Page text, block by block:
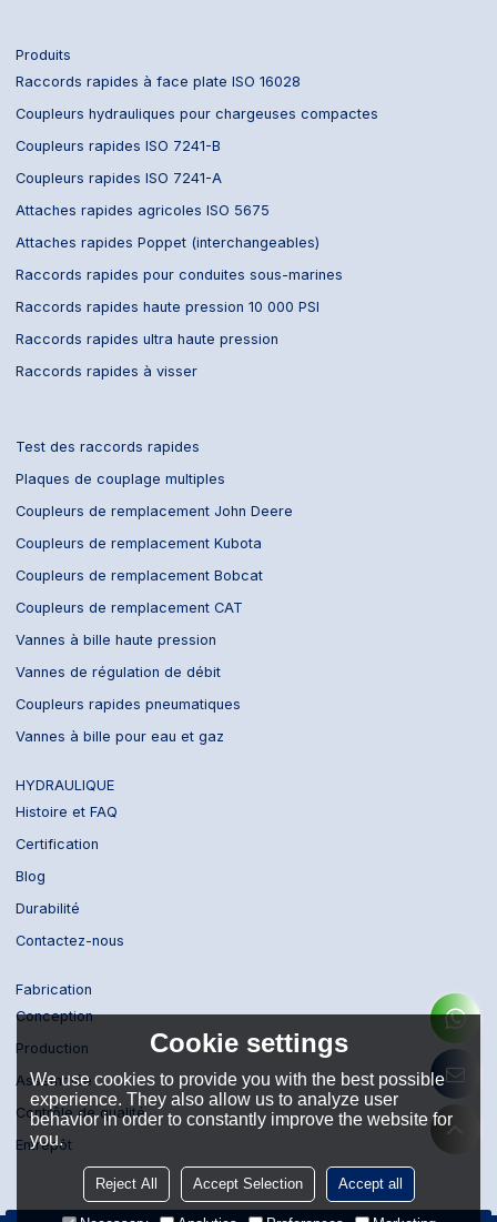
Produits
Raccords rapides à face plate ISO 16028
Coupleurs hydrauliques pour chargeuses compactes
Coupleurs rapides ISO 7241-B
Coupleurs rapides ISO 7241-A
Attaches rapides agricoles ISO 5675
Attaches rapides Poppet (interchangeables)
Raccords rapides pour conduites sous-marines
Raccords rapides haute pression 10 000 PSI
Raccords rapides ultra haute pression
Raccords rapides à visser
Test des raccords rapides
Plaques de couplage multiples
Coupleurs de remplacement John Deere
Coupleurs de remplacement Kubota
Coupleurs de remplacement Bobcat
Coupleurs de remplacement CAT
Vannes à bille haute pression
Vannes de régulation de débit
Coupleurs rapides pneumatiques
Vannes à bille pour eau et gaz
HYDRAULIQUE
Histoire et FAQ
Certification
Blog
Durabilité
Contactez-nous
Fabrication
Conception
Production
Assemblée
Contrôle de qualité
Entrepôt
Cookie settings
We use cookies to provide you with the best possible
experience. They also allow us to analyze user
behavior in order to constantly improve the website for
you.
Reject All Accept Selection Accept all